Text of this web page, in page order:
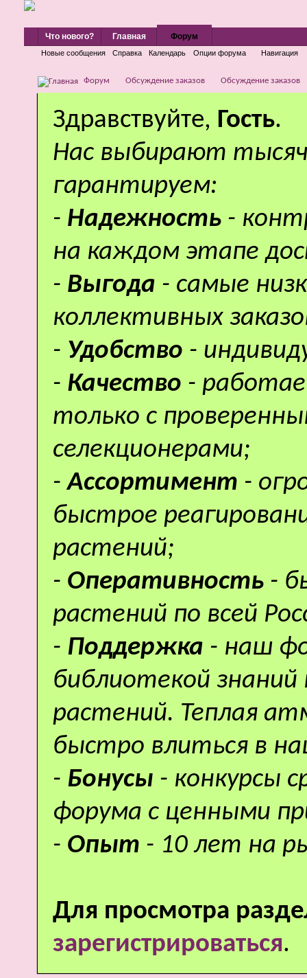
Что нового? Главная Форум
Новые сообщения Справка Календарь Опции форума Навигация
Форум Обсуждение заказов Обсуждение заказов
Здравствуйте, Гость.
Нас выбирают
гарантируем:
- Надежность -
на каждом этапе
- Выгода - самые
коллективных
- Удобство -
- Качество -
только с
селекционерами;
-Ассортимент -
быстрое
растений;
- Оперативность -
растений по всей
- Поддержка - наш
библиотекой
растений. Теплая
быстро влиться в
- Бонусы - конкурсы
форума с ценными
- Опыт - 10 лет на
Для просмотра
зарегистрироваться.